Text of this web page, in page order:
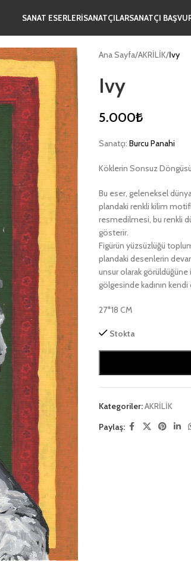
SANAT ESERLERİSANATÇILARSANATÇI
Ana Sayfa/AKRİLİK/Ivy
Ivy
5.000₺
Sanatçı: Burcu Panahi
Köklerin Sonsuz Döngüsü
Bu eser, geleneksel
plandaki renkli kilim
resmedilmesi, bu renkli
gösterir.
Figürün yüzsüzlüğü
plandaki desenlerin
unsur olarak görüldüğüne
gölgesinde kadının kendi
27*18 CM
Stokta
Kategoriler:AKRİLİK
Paylaş: